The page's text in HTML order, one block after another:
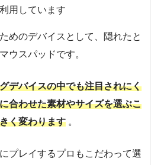
用しています
めのデバイスとして、隠れたと
ウスパッドです。
デバイスの中でも注目されにく
合わせた素材やサイズを選ぶこ
く変わります 。
プレイするプロもこだわって選